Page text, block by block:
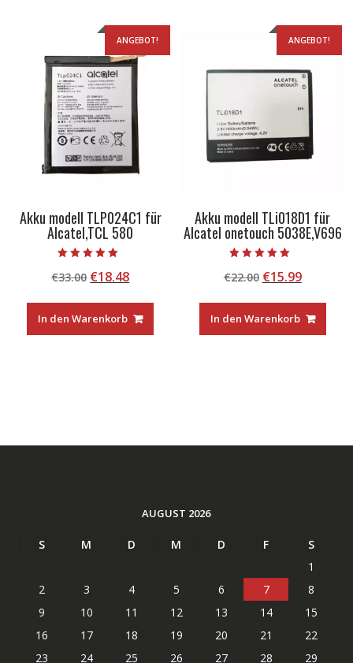
ANGEBOT!
Akku modell TLP024C1 für
Alcatel,TCL 580
5.00
von 5
€33.00 Ursprünglicher
war:
€33.00
€18.48Aktueller
ist:
€18.48.
In den Warenkorb
ANGEBOT!
Akku modell TLi018D1 für
Alcatel onetouch 5038E,V696
5.00
von 5
€22.00 Ursprünglicher
war:
€22.00
€15.99
ist:
€15.99.
In den Warenkorb
AUGUST 2026
S M D M D F
S
1
2
3 4 5 6 7
8
9
10 11 12 13 14
15
16
17 18 19 20 21
22
23
24 25 26 27 28
29